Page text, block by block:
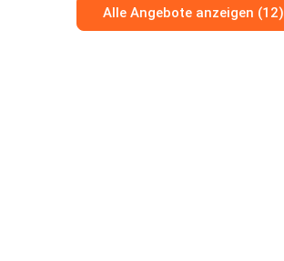
Alle Angebote anzeigen (12)